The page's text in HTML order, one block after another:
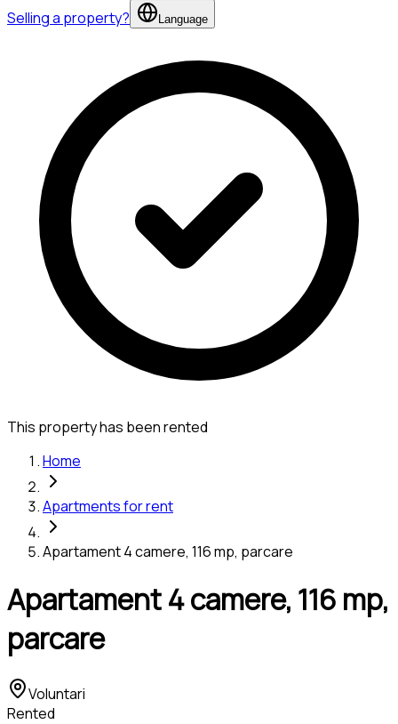
Selling a property?
Language
This property has been rented
Home
Apartments for rent
Apartament 4 camere, 116 mp, parcare
Apartament 4 camere, 116 mp,
parcare
Voluntari
Rented